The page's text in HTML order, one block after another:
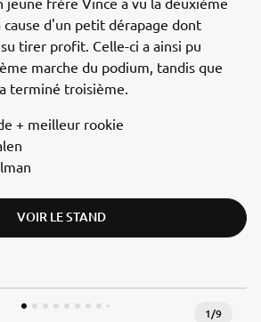
cause d'un petit dérapage dont
tirer profit. Celle-ci a ainsi pu
marche du podium, tandis que
terminé troisième.
+ meilleur rookie
VOIR LE STAND
1/9